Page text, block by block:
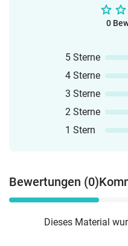
0
5 Sterne
4 Sterne
3 Sterne
2 Sterne
1 Stern
Bewertungen (0)
Dieses Material